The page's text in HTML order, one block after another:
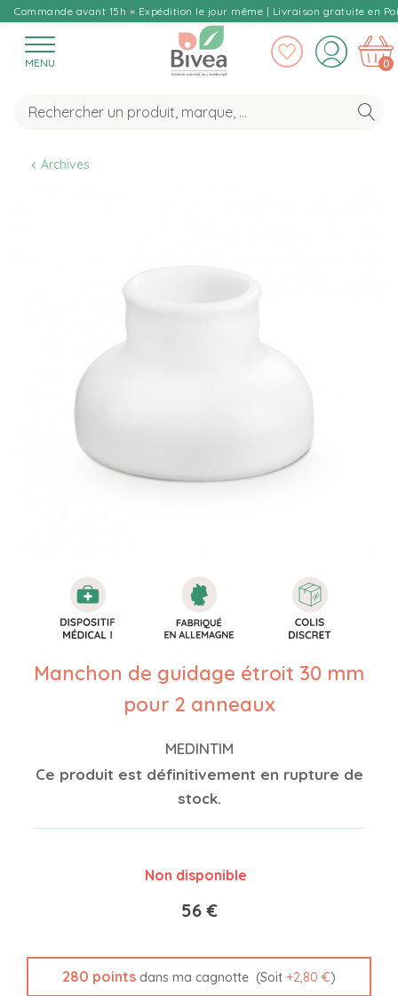
Commande avant 15h = Expédition le jour même | Livraison gratuite en
MENU 0
Archives
Manchon de guidage étroit 30 mm
pour 2 anneaux
MEDINTIM
Ce produit est définitivement en rupture de
stock.
Non disponible
56 €
280 points dans ma cagnotte (Soit +2,80 €)